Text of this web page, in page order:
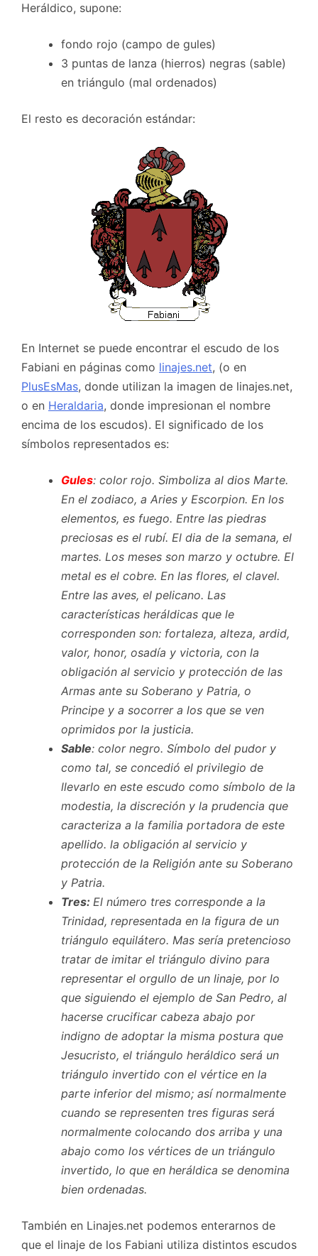
Heráldico, supone:
fondo rojo (campo de gules)
3 puntas de lanza (hierros) negras (sable)
en triángulo (mal ordenados)
El resto es decoración estándar:
En Internet se puede encontrar el escudo de los
Fabiani en páginas como linajes.net, (o en
PlusEsMas, donde utilizan la imagen de linajes.net,
o en Heraldaria, donde impresionan el nombre
encima de los escudos). El significado de los
símbolos representados es:
Gules: color rojo. Simboliza al dios Marte.
En el zodiaco, a Aries y Escorpion. En los
elementos, es fuego. Entre las piedras
preciosas es el rubí. El dia de la semana, el
martes. Los meses son marzo y octubre. El
metal es el cobre. En las flores, el clavel.
Entre las aves, el pelicano. Las
características heráldicas que le
corresponden son: fortaleza, alteza, ardid,
valor, honor, osadía y victoria, con la
obligación al servicio y protección de las
Armas ante su Soberano y Patria, o
Principe y a socorrer a los que se ven
oprimidos por la justicia.
Sable: color negro. Símbolo del pudor y
como tal, se concedió el privilegio de
llevarlo en este escudo como símbolo de la
modestia, la discreción y la prudencia que
caracteriza a la familia portadora de este
apellido. la obligación al servicio y
protección de la Religión ante su Soberano
y Patria.
Tres: El número tres corresponde a la
Trinidad, representada en la figura de un
triángulo equilátero. Mas sería pretencioso
tratar de imitar el triángulo divino para
representar el orgullo de un linaje, por lo
que siguiendo el ejemplo de San Pedro, al
hacerse crucificar cabeza abajo por
indigno de adoptar la misma postura que
Jesucristo, el triángulo heráldico será un
triángulo invertido con el vértice en la
parte inferior del mismo; así normalmente
cuando se representen tres figuras será
normalmente colocando dos arriba y una
abajo como los vértices de un triángulo
invertido, lo que en heráldica se denomina
bien ordenadas.
También en Linajes.net podemos enterarnos de
que el linaje de los Fabiani utiliza distintos escudos